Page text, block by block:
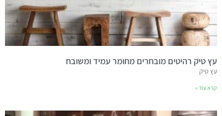
עץ טיק רהיטים מובחרים מחומר עמיד ומשובח
עץ טיק
קרא עוד »